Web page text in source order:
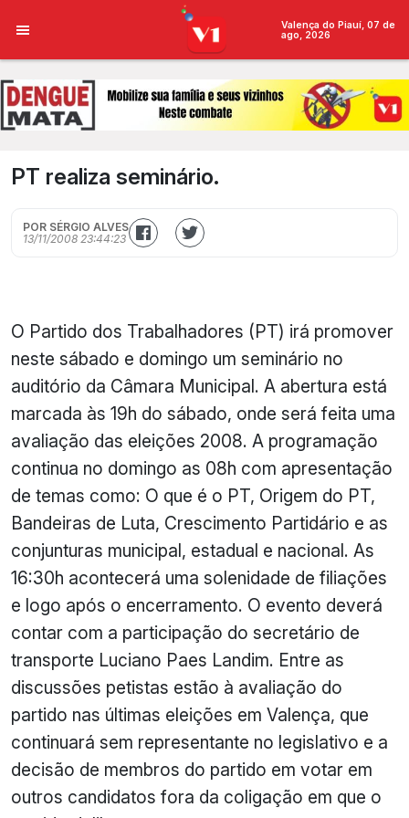
Valença do Piauí, 07 de
ago, 2026
PT realiza seminário.
POR SÉRGIO ALVES
13/11/2008 23:44:23
O Partido dos Trabalhadores (PT) irá promover
neste sábado e domingo um seminário no
auditório da Câmara Municipal. A abertura está
marcada às 19h do sábado, onde será feita uma
avaliação das eleições 2008. A programação
continua no domingo as 08h com apresentação
de temas como: O que é o PT, Origem do PT,
Bandeiras de Luta, Crescimento Partidário e as
conjunturas municipal, estadual e nacional. As
16:30h acontecerá uma solenidade de filiações
e logo após o encerramento. O evento deverá
contar com a participação do secretário de
transporte Luciano Paes Landim. Entre as
discussões petistas estão à avaliação do
partido nas últimas eleições em Valença, que
continuará sem representante no legislativo e a
decisão de membros do partido em votar em
outros candidatos fora da coligação em que o